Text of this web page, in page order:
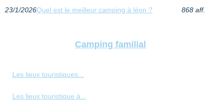
23/1/2026Quel est le meilleur camping à léon ? 868 aff.
Camping familial
Les lieux touristiques...
Les lieux touristique à...